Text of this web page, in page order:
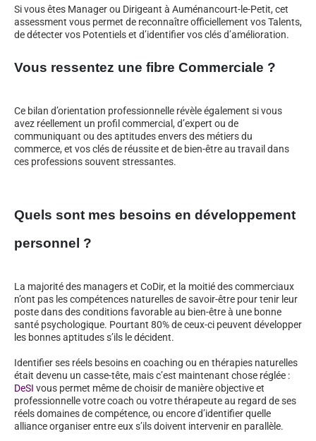
Si vous êtes Manager ou Dirigeant à Auménancourt-le-Petit, cet
assessment vous permet de reconnaître officiellement vos Talents,
de détecter vos Potentiels et d’identifier vos clés d’amélioration.
Vous ressentez une fibre Commerciale ?
Ce bilan d’orientation professionnelle révèle également si vous
avez réellement un profil commercial, d’expert ou de
communiquant ou des aptitudes envers des métiers du
commerce, et vos clés de réussite et de bien-être au travail dans
ces professions souvent stressantes.
Quels sont mes besoins en développement
personnel ?
La majorité des managers et CoDir, et la moitié des commerciaux
n’ont pas les compétences naturelles de savoir-être pour tenir leur
poste dans des conditions favorable au bien-être à une bonne
santé psychologique. Pourtant 80% de ceux-ci peuvent développer
les bonnes aptitudes s’ils le décident.
Identifier ses réels besoins en coaching ou en thérapies naturelles
était devenu un casse-tête, mais c’est maintenant chose réglée :
DeSI vous permet même de choisir de manière objective et
professionnelle votre coach ou votre thérapeute au regard de ses
réels domaines de compétence, ou encore d’identifier quelle
alliance organiser entre eux s’ils doivent intervenir en parallèle.